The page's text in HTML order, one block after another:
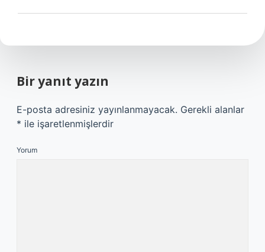
Bir yanıt yazın
E-posta adresiniz yayınlanmayacak. Gerekli alanlar
* ile işaretlenmişlerdir
Yorum